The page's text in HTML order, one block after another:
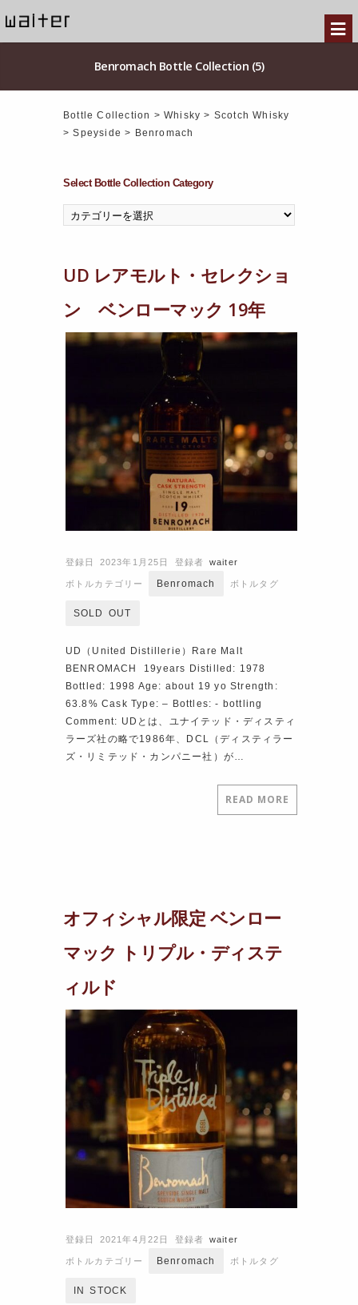
Benromach Bottle Collection (5)
Bottle Collection >Whisky > Scotch Whisky
>Speyside > Benromach
Select Bottle Collection Category
UD レアモルト・セレクショ
ン ベンローマック 19年
登録日 2023年1月25日 登録者 waiter
ボトルカテゴリー Benromach ボトルタグ
SOLD OUT
UD（United Distillerie）Rare Malt
BENROMACH 19years Distilled: 1978
Bottled: 1998 Age: about 19 yo Strength:
63.8% Cask Type: – Bottles: ‐ bottling
Comment: UDとは、ユナイテッド・ディスティ
ラーズ社の略で1986年、DCL（ディスティラー
ズ・リミテッド・カンパニー社）が…
READ MORE
オフィシャル限定 ベンロー
マック トリプル・ディステ
ィルド
登録日 2021年4月22日 登録者 waiter
ボトルカテゴリー Benromach ボトルタグ
IN STOCK